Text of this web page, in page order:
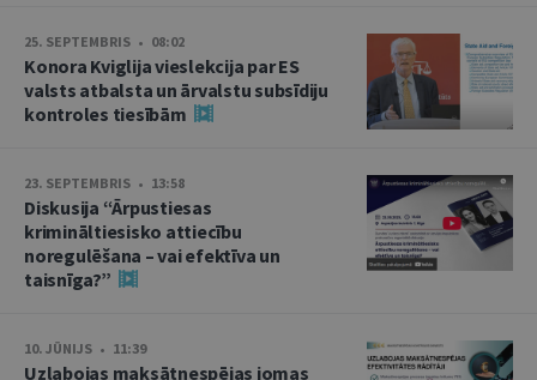
25. SEPTEMBRIS • 08:02
Konora Kviglija vieslekcija par ES
valsts atbalsta un ārvalstu subsīdiju
kontroles tiesībām
23. SEPTEMBRIS • 13:58
Diskusija “Ārpustiesas
krimināltiesisko attiecību
noregulēšana – vai efektīva un
taisnīga?”
10. JŪNIJS • 11:39
Uzlabojas maksātnespējas jomas